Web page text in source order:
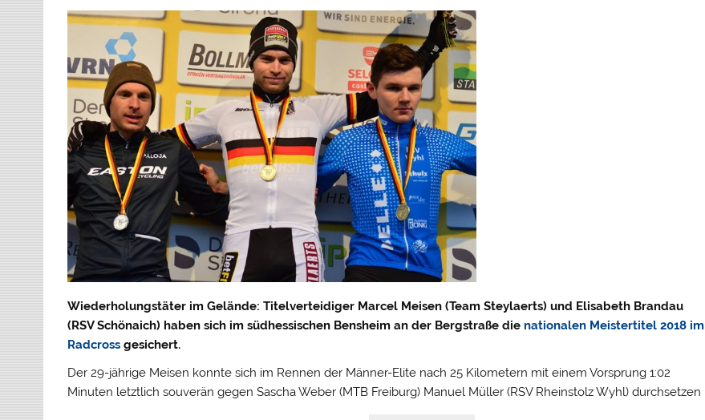
Wiederholungstäter im Gelände: Titelverteidiger Marcel Meisen (Team Steylaerts) und Elisabeth Brandau
(RSV Schönaich) haben sich im südhessischen Bensheim an der Bergstraße die nationalen Meistertitel 2018 im
Radcross gesichert.
Der 29-jährige Meisen konnte sich im Rennen der Männer-Elite nach 25 Kilometern mit einem Vorsprung 1:02
Minuten letztlich souverän gegen Sascha Weber (MTB Freiburg) Manuel Müller (RSV Rheinstolz Wyhl) durchsetzen